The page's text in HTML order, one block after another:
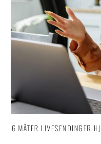
6 MÅTER LIVESENDINGER